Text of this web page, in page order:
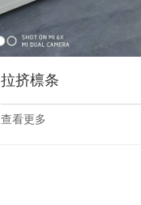
拉挤檩条
查看更多